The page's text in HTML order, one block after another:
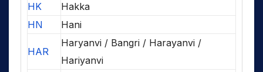
HK
Hakka
HN
Hani
HAR
Haryanvi / Bangri / Harayanvi /
Hariyanvi